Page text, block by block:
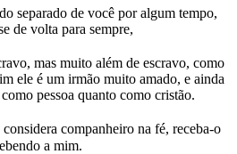
separado de você por algum tempo,
de volta para sempre,
mas muito além de escravo, como
ele é um irmão muito amado, e ainda
pessoa quanto como cristão.
companheiro na fé, receba-o
a mim.